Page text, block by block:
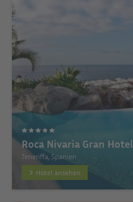
Roca Nivaria Gran Hotel
Teneriffa, Spanien
Hotel ansehen